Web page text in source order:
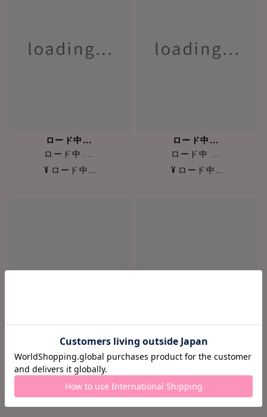
ロード中...
ロード中 ...
¥ ロード中...
ロード中...
ロード中 ...
¥ ロード中...
ロード中...
ロード中 ...
¥ ロード中...
ロード中 ...
¥ ロード中...